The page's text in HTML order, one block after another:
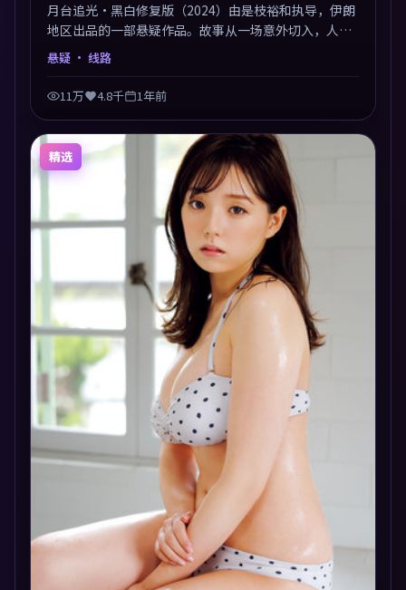
月台追光·黑白修复版（2024）由是枝裕和执导，伊朗
地区出品的一部悬疑作品。故事从一场意外切入，人物
在道德与生存之间反复摇摆，叙事层层推进，情绪克制
溅。
悬疑 · 线路
11万 4.8千 1年前
精选